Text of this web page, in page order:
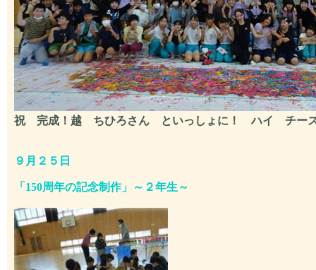
祝 完成！越 ちひろさん といっしょに！ ハイ チー
９月２５日
「150周年の記念制作」～２年生～